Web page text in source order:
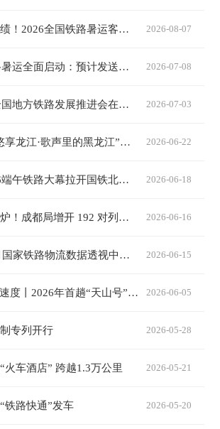
暑运过半再创佳绩！2026全国铁路暑运客流、服务、运力全面升级 2026-08-07
2026年全国铁路暑运全面启动：预计发送旅客10.1亿人次，精准运力与暖心服务共绘夏日流动画卷 2026-07-08
2026年上半年全国地方铁路发展推进会在西安召开：地方铁路营业里程突破2.7万公里，服务区域经济一体化提速 2026-07-03
哈铁开行首趟“悠享龙江·歌声里的黑龙江”音乐主题旅游专列 2026-06-22
明日启运！2026端午铁路大幕拉开国铁北京局预计送客689万人次 2026-06-18
端午运输方案出炉！成都局增开 192 对列车，多趟定制专列便捷出行 2026-06-16
从2026年1至5月国家铁路物流数据透视中国经济活力 提质增效驶上“快车道” 2026-06-15
高质量发展“新”速度丨2026年首趟“天山号”旅游专列启程 2026-06-05
专列开行 2026-05-28
火车酒店” 跨越1.3万公里 2026-05-21
铁路快通”发车 2026-05-20